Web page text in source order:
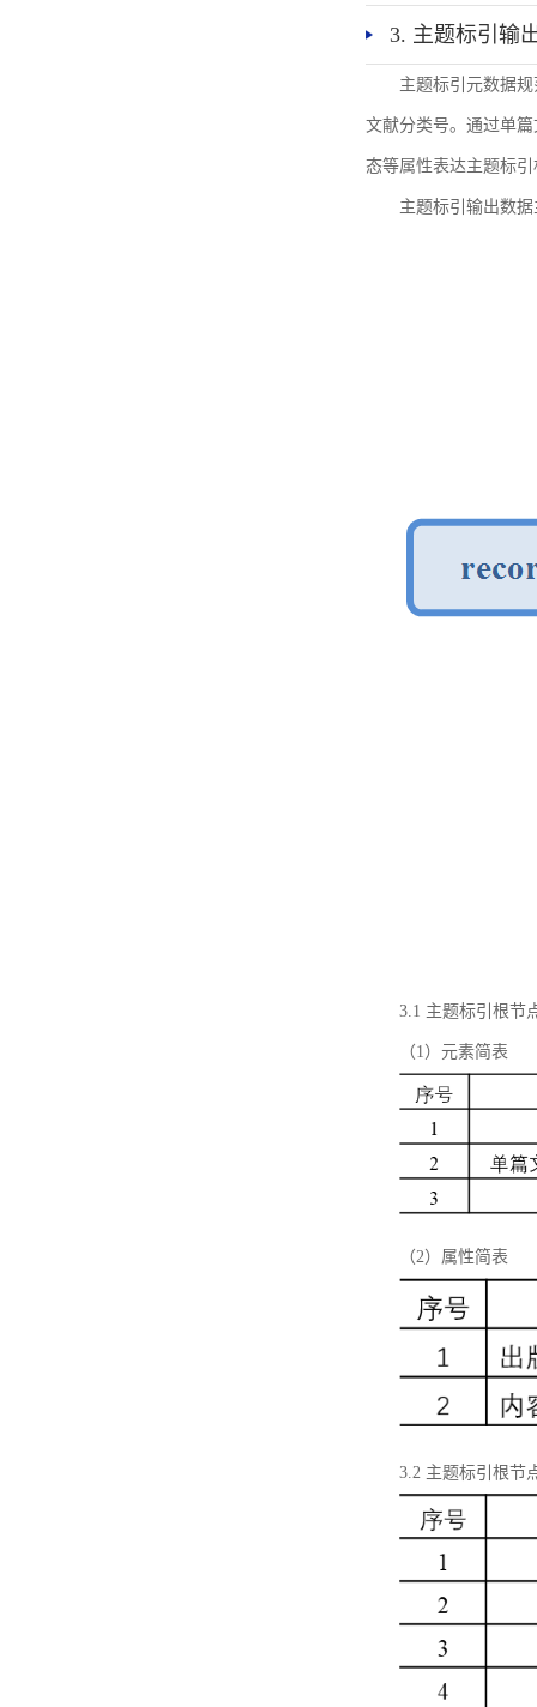
3. 主题标引输
主题标引元数据
文献分类号。通过单
态等属性表达主题标
主题标引输出数
3.1 主题标引根节
（1）元素简表
（2）属性简表
3.2 主题标引根节